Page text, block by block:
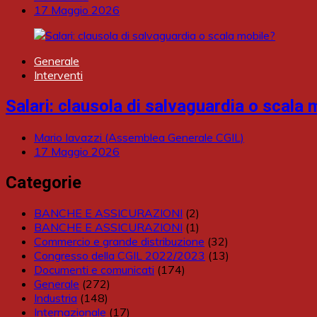
17 Maggio 2026
Generale
Interventi
Salari: clausola di salvaguardia o scala
Mario Iavazzi (Assemblea Generale CGIL)
17 Maggio 2026
Categorie
BANCHE E ASSICURAZIONI (2)
BANCHE E ASSICURAZIONI (1)
Commercio e grande distribuzione (32)
Congresso della CGIL 2022/2023 (13)
Documenti e comunicati (174)
Generale (272)
Industria (148)
Internazionale (17)